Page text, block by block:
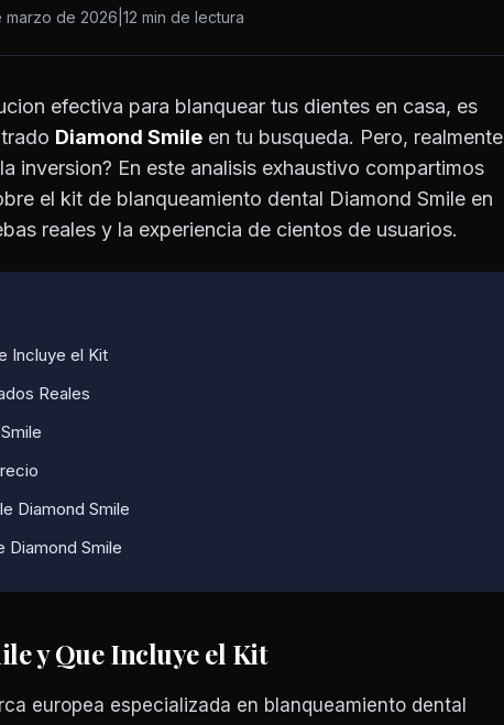
marzo de 2026 12 min de lectura
efectiva para blanquear tus dientes en casa, es
Diamond Smile en tu busqueda. Pero, realmente
inversion? En este analisis exhaustivo compartimos
el kit de blanqueamiento dental Diamond Smile en
reales y la experiencia de cientos de usuarios.
Incluye el Kit
Reales
Diamond Smile
Diamond Smile
y Que Incluye el Kit
europea especializada en blanqueamiento dental